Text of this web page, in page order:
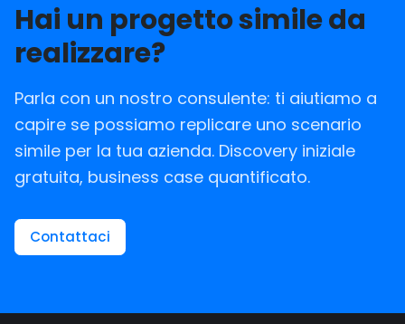
Hai un progetto simile da
realizzare?
Parla con un nostro consulente: ti aiutiamo a
capire se possiamo replicare uno scenario
simile per la tua azienda. Discovery iniziale
gratuita, business case quantificato.
Contattaci